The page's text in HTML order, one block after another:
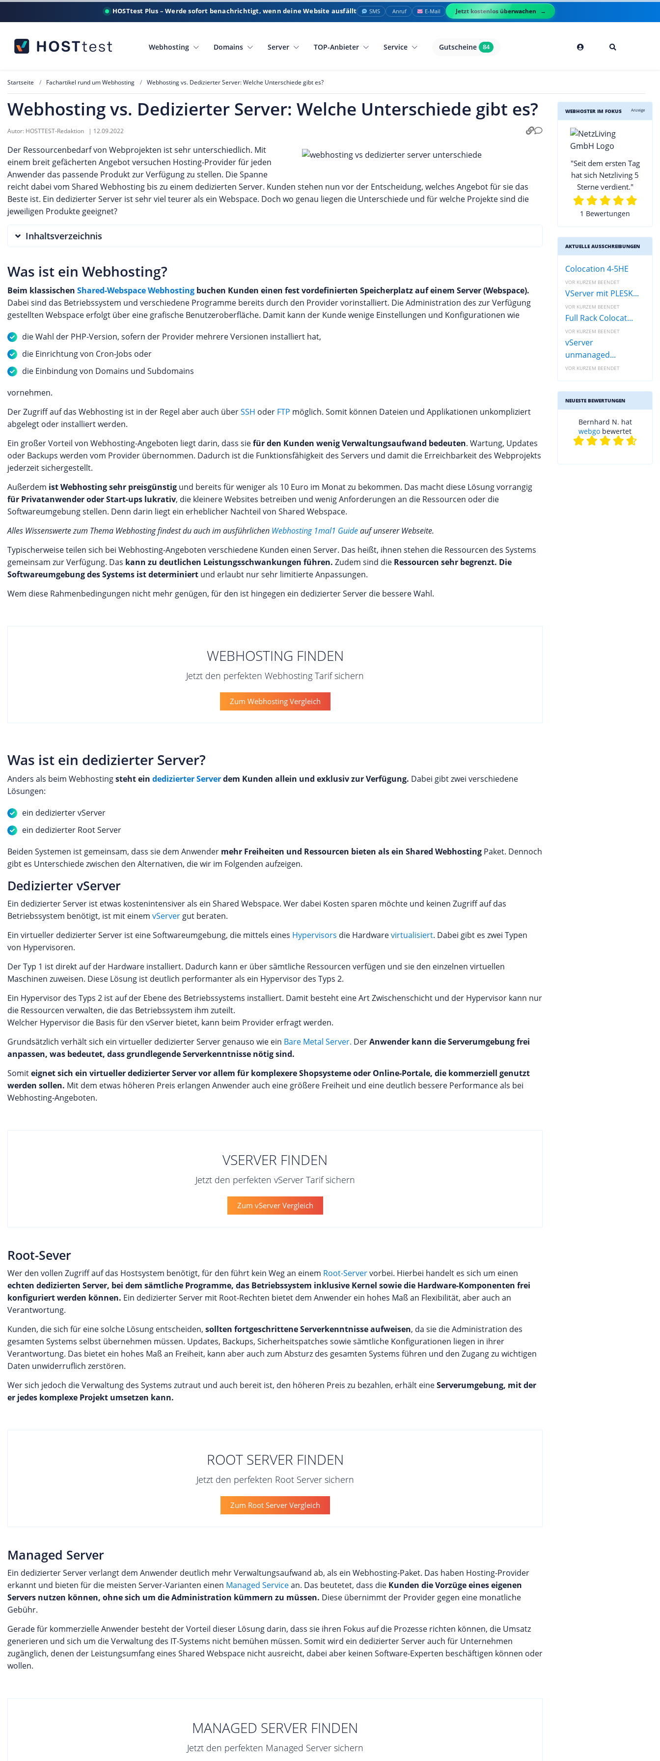
HOSTtest Plus – Werde sofort benachrichtigt, wenn deine Website ausfällt SMS Anruf E-Mail Jetzt kostenlos überwachen
Webhosting Domains Server TOP-Anbieter Service Gutscheine 84
Startseite Fachartikel rund um Webhosting Webhosting vs. Dedizierter Server: Welche Unterschiede gibt es?
Webhosting vs. Dedizierter Server: Welche Unterschiede gibt es?
Autor: HOSTTEST-Redaktion | 12.09.2022
Der Ressourcenbedarf von Webprojekten ist sehr unterschiedlich. Mit
einem breit gefächerten Angebot versuchen Hosting-Provider für jeden
Anwender das passende Produkt zur Verfügung zu stellen. Die Spanne
reicht dabei vom Shared Webhosting bis zu einem dedizierten Server. Kunden stehen nun vor der Entscheidung, welches Angebot für sie das
Beste ist. Ein dedizierter Server ist sehr viel teurer als ein Webspace. Doch wo genau liegen die Unterschiede und für welche Projekte sind die
jeweiligen Produkte geeignet?
Inhaltsverzeichnis
Was ist ein Webhosting?
Beim klassischen Shared-Webspace Webhosting buchen Kunden einen fest vordefinierten Speicherplatz auf einem Server (Webspace).
Dabei sind das Betriebssystem und verschiedene Programme bereits durch den Provider vorinstalliert. Die Administration des zur Verfügung
gestellten Webspace erfolgt über eine grafische Benutzeroberfläche. Damit kann der Kunde wenige Einstellungen und Konfigurationen wie
die Wahl der PHP-Version, sofern der Provider mehrere Versionen installiert hat,
die Einrichtung von Cron-Jobs oder
die Einbindung von Domains und Subdomains
vornehmen.
Der Zugriff auf das Webhosting ist in der Regel aber auch überSSH oder FTP möglich. Somit können Dateien und Applikationen unkompliziert
abgelegt oder installiert werden.
Ein großer Vorteil von Webhosting-Angeboten liegt darin, dass siefür den Kunden wenig Verwaltungsaufwand bedeuten. Wartung, Updates
oder Backups werden vom Provider übernommen. Dadurch ist die Funktionsfähigkeit des Servers und damit die Erreichbarkeit des Webprojekts
jederzeit sichergestellt.
Außerdem ist Webhosting sehr preisgünstig und bereits für weniger als 10 Euro im Monat zu bekommen. Das macht diese Lösung vorrangig
für Privatanwender oder Start-ups lukrativ, die kleinere Websites betreiben und wenig Anforderungen an die Ressourcen oder die
Softwareumgebung stellen. Denn darin liegt ein erheblicher Nachteil von Shared Webspace.
Alles Wissenswerte zum Thema Webhosting findest du auch im ausführlichen Webhosting 1mal1 Guideauf unserer Webseite.
Typischerweise teilen sich bei Webhosting-Angeboten verschiedene Kunden einen Server. Das heißt, ihnen stehen die Ressourcen des Systems
gemeinsam zur Verfügung. Das kann zu deutlichen Leistungsschwankungen führen. Zudem sind die Ressourcen sehr begrenzt. Die
Softwareumgebung des Systems ist determiniert und erlaubt nur sehr limitierte Anpassungen.
Wem diese Rahmenbedingungen nicht mehr genügen, für den ist hingegen ein dedizierter Server die bessere Wahl.
WEBHOSTING FINDEN
Jetzt den perfekten Webhosting Tarif sichern
Zum Webhosting Vergleich
Was ist ein dedizierter Server?
Anders als beim Webhostingsteht ein dedizierter Serverdem Kunden allein und exklusiv zur Verfügung. Dabei gibt zwei verschiedene
Lösungen:
ein dedizierter vServer
ein dedizierter Root Server
Beiden Systemen ist gemeinsam, dass sie dem Anwender mehr Freiheiten und Ressourcen bieten als ein Shared Webhosting Paket. Dennoch
gibt es Unterschiede zwischen den Alternativen, die wir im Folgenden aufzeigen.
Dedizierter vServer
Ein dedizierter Server ist etwas kostenintensiver als ein Shared Webspace. Wer dabei Kosten sparen möchte und keinen Zugriff auf das
Betriebssystem benötigt, ist mit einem vServer gut beraten.
Ein virtueller dedizierter Server ist eine Softwareumgebung, die mittels eines Hypervisors die Hardwarevirtualisiert. Dabei gibt es zwei Typen
von Hypervisoren.
Der Typ 1 ist direkt auf der Hardware installiert. Dadurch kann er über sämtliche Ressourcen verfügen und sie den einzelnen virtuellen
Maschinen zuweisen. Diese Lösung ist deutlich performanter als ein Hypervisor des Typs 2.
Ein Hypervisor des Typs 2 ist auf der Ebene des Betriebssystems installiert. Damit besteht eine Art Zwischenschicht und der Hypervisor kann nur
die Ressourcen verwalten, die das Betriebssystem ihm zuteilt.
Welcher Hypervisor die Basis für den vServer bietet, kann beim Provider erfragt werden.
Grundsätzlich verhält sich ein virtueller dedizierter Server genauso wie ein Bare Metal Server. DerAnwender kann die Serverumgebung frei
anpassen, was bedeutet, dass grundlegende Serverkenntnisse nötig sind.
Somiteignet sich ein virtueller dedizierter Server vor allem für komplexere Shopsysteme oder Online-Portale, die kommerziell genutzt
werden sollen. Mit dem etwas höheren Preis erlangen Anwender auch eine größere Freiheit und eine deutlich bessere Performance als bei
Webhosting-Angeboten.
VSERVER FINDEN
Jetzt den perfekten vServer Tarif sichern
Zum vServer Vergleich
Root-Sever
Wer den vollen Zugriff auf das Hostsystem benötigt, für den führt kein Weg an einem Root-Servervorbei. Hierbei handelt es sich um einen
echten dedizierten Server, bei dem sämtliche Programme, das Betriebssystem inklusive Kernel sowie die Hardware-Komponenten frei
konfiguriert werden können. Ein dedizierter Server mit Root-Rechten bietet dem Anwender ein hohes Maß an Flexibilität, aber auch an
Verantwortung.
Kunden, die sich für eine solche Lösung entscheiden, sollten fortgeschrittene Serverkenntnisse aufweisen, da sie die Administration des
gesamten Systems selbst übernehmen müssen. Updates, Backups, Sicherheitspatches sowie sämtliche Konfigurationen liegen in ihrer
Verantwortung. Das bietet ein hohes Maß an Freiheit, kann aber auch zum Absturz des gesamten Systems führen und den Zugang zu wichtigen
Daten unwiderruflich zerstören.
Wer sich jedoch die Verwaltung des Systems zutraut und auch bereit ist, den höheren Preis zu bezahlen, erhält eineServerumgebung, mit der
er jedes komplexe Projekt umsetzen kann.
ROOT SERVER FINDEN
Jetzt den perfekten Root Server sichern
Zum Root Server Vergleich
Managed Server
Ein dedizierter Server verlangt dem Anwender deutlich mehr Verwaltungsaufwand ab, als ein Webhosting-Paket. Das haben Hosting-Provider
erkannt und bieten für die meisten Server-Varianten einen Managed Servicean. Das beutetet, dass die Kunden die Vorzüge eines eigenen
Servers nutzen können, ohne sich um die Administration kümmern zu müssen. Diese übernimmt der Provider gegen eine monatliche
Gebühr.
Gerade für kommerzielle Anwender besteht der Vorteil dieser Lösung darin, dass sie ihren Fokus auf die Prozesse richten können, die Umsatz
generieren und sich um die Verwaltung des IT-Systems nicht bemühen müssen. Somit wird ein dedizierter Server auch für Unternehmen
zugänglich, denen der Leistungsumfang eines Shared Webspace nicht ausreicht, dabei aber keinen Software-Experten beschäftigen können oder
wollen.
MANAGED SERVER FINDEN
Jetzt den perfekten Managed Server sichern
WEBHOSTER IM FOKUS Anzeige
"Seit dem ersten Tag
hat sich Netzliving 5
Sterne verdient."
1 Bewertungen
AKTUELLE AUSSCHREIBUNGEN
Colocation 4-5HE
VOR KURZEM BEENDET
VServer mit PLESK...
VOR KURZEM BEENDET
Full Rack Colocat...
VOR KURZEM BEENDET
vServer
unmanaged...
VOR KURZEM BEENDET
NEUESTE BEWERTUNGEN
Bernhard N. hat
webgo bewertet